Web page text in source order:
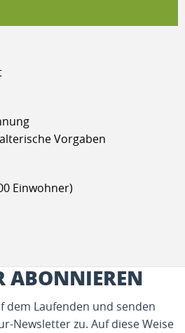
Vorgaben
Einwohner)
ABONNIEREN
dem Laufenden und senden
Newsletter zu. Auf diese Weise